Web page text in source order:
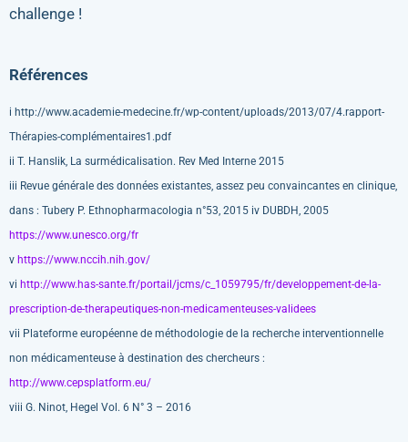
challenge !
Références
i http://www.academie-medecine.fr/wp-content/uploads/2013/07/4.rapport-
Thérapies-complémentaires1.pdf
ii T. Hanslik, La surmédicalisation. Rev Med Interne 2015
iii Revue générale des données existantes, assez peu convaincantes en clinique,
dans : Tubery P. Ethnopharmacologia n°53, 2015 iv DUBDH, 2005
https://www.unesco.org/fr
v https://www.nccih.nih.gov/
vi http://www.has-sante.fr/portail/jcms/c_1059795/fr/developpement-de-la-
prescription-de-therapeutiques-non-medicamenteuses-validees
vii Plateforme européenne de méthodologie de la recherche interventionnelle
non médicamenteuse à destination des chercheurs :
http://www.cepsplatform.eu/
viii G. Ninot, Hegel Vol. 6 N° 3 – 2016